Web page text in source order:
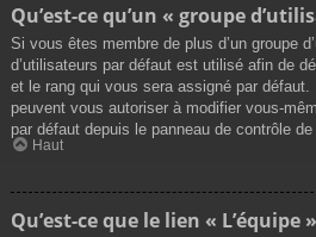
Qu’est-ce qu’un « groupe
Si vous êtes membre de plus d’un groupe
d’utilisateurs par défaut est utilisé afin de
et le rang qui vous sera assigné par
peuvent vous autoriser à modifier vous-
par défaut depuis le panneau de contrôle de
Haut
Qu’est-ce que le lien « L’équipe